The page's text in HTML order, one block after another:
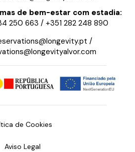
de bem-estar com estadia:
250 663 / +351 282 248 890
/
de Cookies
Aviso Legal